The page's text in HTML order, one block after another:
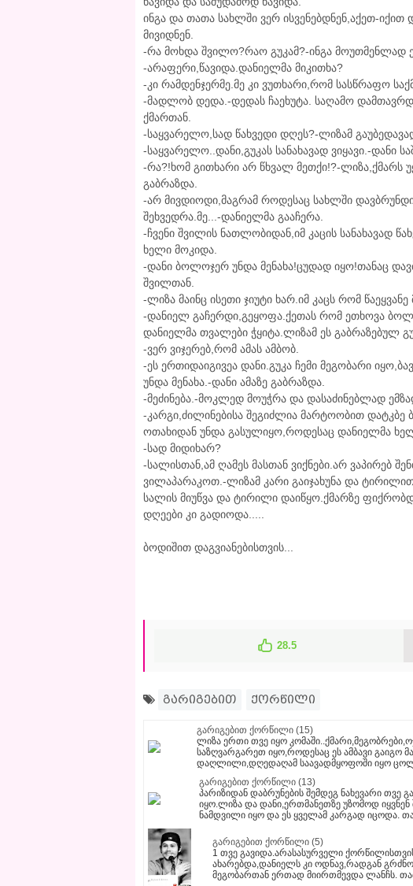
ინგა და თათა სახლში ვერ ისვენებდნენ,აქეთ-
მივიდნენ.
-რა მოხდა შვილო?რაო გუკამ?-ინგა მოუთმენლად
-არაფერი,წავიდა.დანიელმა მიკითხა?
-კი რამდენჯერმე.მე კი ვუთხარი,რომ სასწრაფო
-მადლობ დედა.-დედას ჩაეხუტა. საღამო
ქმართან.
-საყვარელო,სად წახვედი დღეს?-ლიზამ
-საყვარელო..დანი,გუკას სანახავად ვიყავი.-დანი
-რა?!ხომ გითხარი არ წხვალ მეთქი!?-ლიზა,ქმარს
გაბრაზდა.
-არ მივდიოდი,მაგრამ როდესაც სახლში
შეხვედრა.მე...-დანიელმა გააჩერა.
-ჩვენი შვილის ნათლობიდან,იმ კაცის სანახავად
ხელი მოკიდა.
-დანი ბოლოჯერ უნდა მენახა!ცუდად იყო!თანაც
შვილთან.
-ლიზა მაინც ისეთი ჯიუტი ხარ.იმ კაცს რომ წაეყვანე
-დანიელ გაჩერდი,გეყოფა.ქეთას რომ ეთხოვა
დანიელმა თვალები ჭყიტა.ლიზამ ეს გაბრაზებულ
-ვერ ვიჯერებ,რომ ამას ამბობ.
-ეს ერთიდაიგივეა დანი.გუკა ჩემი მეგობარი
უნდა მენახა.-დანი ამაზე გაბრაზდა.
-მეძინება.-მოკლედ მოუჭრა და დასაძინებლად
-კარგი,ძილინებისა შეგიძლია მარტოობით დატკბე
ოთახიდან უნდა გასულიყო,როდესაც დანიელმა
-სად მიდიხარ?
-სალისთან,ამ ღამეს მასთან ვიქნები.არ ვაპირებ
ვილაპარაკოთ.-ლიზამ კარი გაიჯახუნა და
სალის მიუწვა და ტირილი დაიწყო.ქმარზე
დღეები კი გადიოდა.....
ბოდიშით დაგვიანებისთვის...
28.5
გარიგებით ქორწილი
გარიგებით ქორწილი (15)
ლიზა ერთი თვე იყო
საზღვარგარეთ იყო,როდესაც ეს ამბავი გაიგო
დაღლილი,დღედაღამ საავადმყოფოში იყო
გარიგებით ქორწილი (13)
პარიზიდან დაბრუნების შემდეგ ნახევარი თვე
იყო.ლიზა და დანი,ერთმანეთზე უზომოდ იყვნენ
ნამდვილი იყო და ეს ყველამ კარგად იცოდა.
გარიგებით ქორწილი (5)
1 თვე გავიდა.არასასურველი
ახარებდა,დანიელს კი ოდნავ,რადგან
მეგობართან ერთად მიირთმევდა ლანჩს.